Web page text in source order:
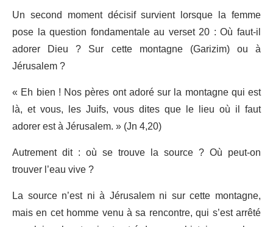
Un second moment décisif survient lorsque la femme
pose la question fondamentale au verset 20 : Où faut-il
adorer Dieu ? Sur cette montagne (Garizim) ou à
Jérusalem ?
« Eh bien ! Nos pères ont adoré sur la montagne qui est
là, et vous, les Juifs, vous dites que le lieu où il faut
adorer est à Jérusalem. » (Jn 4,20)
Autrement dit : où se trouve la source ? Où peut-on
trouver l’eau vive ?
La source n’est ni à Jérusalem ni sur cette montagne,
mais en cet homme venu à sa rencontre, qui s’est arrêté